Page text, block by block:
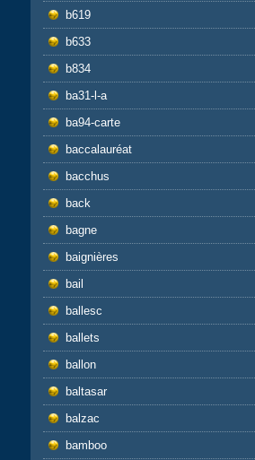
b619
b633
b834
ba31-l-a
ba94-carte
baccalauréat
bacchus
back
bagne
baignières
bail
ballesc
ballets
ballon
baltasar
balzac
bamboo